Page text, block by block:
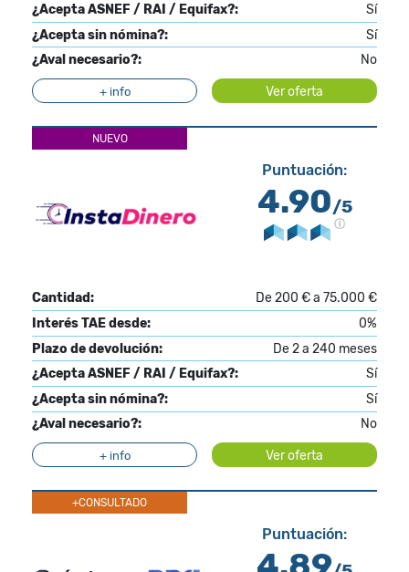
¿Acepta ASNEF / RAI / Equifax?:
Sí
¿Acepta sin nómina?:
Sí
¿Aval necesario?:
No
+ info Ver oferta
NUEVO
Puntuación:
4.90/5
Cantidad:
De 200 € a 75.000 €
Interés TAE desde:
0%
Plazo de devolución:
De 2 a 240 meses
¿Acepta ASNEF / RAI / Equifax?:
Sí
¿Acepta sin nómina?:
Sí
¿Aval necesario?:
No
+ info Ver oferta
+CONSULTADO
Puntuación: